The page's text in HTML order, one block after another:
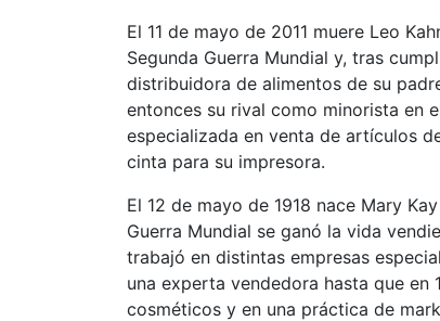
El 11 de mayo de 2011 muere Leo
Segunda Guerra Mundial y, tras
distribuidora de alimentos de su
entonces su rival como minorista en
especializada en venta de artículos
cinta para su impresora.
El 12 de mayo de 1918 nace Mary
Guerra Mundial se ganó la vida
trabajó en distintas empresas
una experta vendedora hasta que
cosméticos y en una práctica de